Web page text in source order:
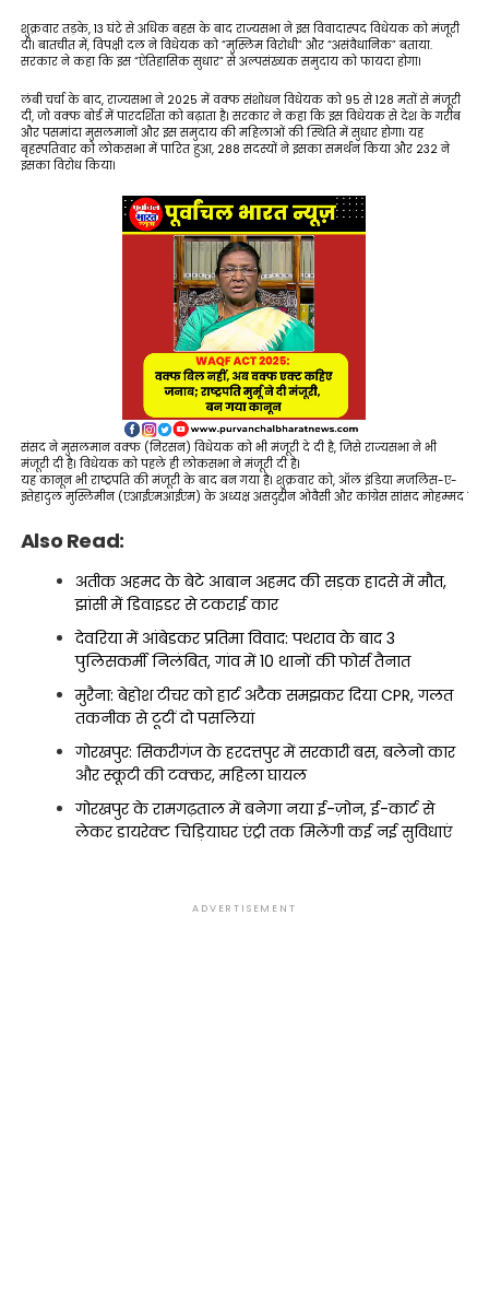
शुक्रवार तड़के, 13 घंटे से अधिक बहस के बाद राज्यसभा ने इस विवादास्पद विधेयक को मंजूरी
दी। बातचीत में, विपक्षी दल ने विधेयक को “मुस्लिम विरोधी” और “असंवैधानिक” बताया.
सरकार ने कहा कि इस “ऐतिहासिक सुधार” से अल्पसंख्यक समुदाय को फायदा होगा।
लंबी चर्चा के बाद, राज्यसभा ने 2025 में वक्फ संशोधन विधेयक को 95 से 128 मतों से मंजूरी
दी, जो वक्फ बोर्ड में पारदर्शिता को बढ़ाता है। सरकार ने कहा कि इस विधेयक से देश के गरीब
और पसमांदा मुसलमानों और इस समुदाय की महिलाओं की स्थिति में सुधार होगा। यह
बृहस्पतिवार को लोकसभा में पारित हुआ, 288 सदस्यों ने इसका समर्थन किया और 232 ने
इसका विरोध किया।
संसद ने मुसलमान वक्फ (निरसन) विधेयक को भी मंजूरी दे दी है, जिसे राज्यसभा ने भी
मंजूरी दी है। विधेयक को पहले ही लोकसभा ने मंजूरी दी है।
यह कानून भी राष्ट्रपति की मंजूरी के बाद बन गया है। शुक्रवार को, ऑल इंडिया मजलिस-ए-
इत्तेहादुल मुस्लिमीन (एआईएमआईएम) के अध्यक्ष असदुद्दीन ओवैसी और कांग्रेस सांसद मोहम्मद
Also Read:
अतीक अहमद के बेटे आबान अहमद की सड़क हादसे में मौत,
झांसी में डिवाइडर से टकराई कार
देवरिया में आंबेडकर प्रतिमा विवाद: पथराव के बाद 3
पुलिसकर्मी निलंबित, गांव में 10 थानों की फोर्स तैनात
मुरैना: बेहोश टीचर को हार्ट अटैक समझकर दिया CPR, गलत
तकनीक से टूटीं दो पसलियां
गोरखपुर: सिकरीगंज के हरदत्तपुर में सरकारी बस, बलेनो कार
और स्कूटी की टक्कर, महिला घायल
गोरखपुर के रामगढ़ताल में बनेगा नया ई-ज़ोन, ई-कार्ट से
लेकर डायरेक्ट चिड़ियाघर एंट्री तक मिलेंगी कई नई सुविधाएं
ADVERTISEMENT